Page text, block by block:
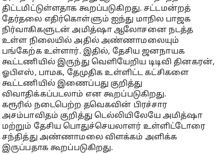
திட்டமிட்டுள்ளதாக கூறப்படுகிறது. சட்டமன்றத்
தேர்தலை எதிர்கொள்ளும் ஐந்து மாநில பாஜக
நிர்வாகிகளுடன் அமித்ஷா ஆலோசனை நடத்த
உள்ள நிலையில் அதில் அண்ணாமலையும்
பங்கேற்க உள்ளார். இதில், தேசிய ஜனநாயக
கூட்டணியில் இருந்து வெளியேறிய டிடிவி தினகரன்,
ஓபிஎஸ், பாமக, தேமுதிக உள்ளிட்ட கட்சிகளை
கூட்டணியில் இணைப்பது குறித்து
விவாதிக்கப்படலாம் என கூறப்படுகிறது.
கரூரில் நடைபெற்ற தவெகவின் பிரச்சார
அசம்பாவிதம் குறித்து டெல்லியிலேயே அமித்ஷா
மற்றும் தேசிய பொதுச்செயலாளர் உள்ளிட்டோரை
சந்தித்து அண்ணாமலை விளக்கம் அளிக்க
இருப்பதாக கூறப்படுகிறது.